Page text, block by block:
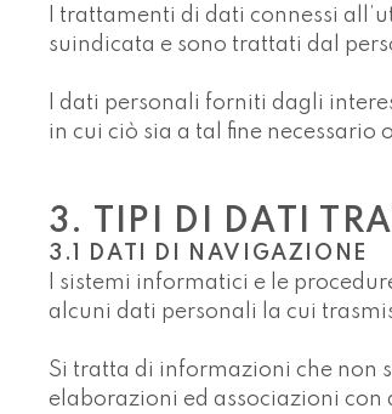
I trattamenti di dati connessi
suindicata e sono trattati dal
I dati personali forniti dagli
in cui ciò sia a tal fine
3. TIPI DI DATI
3.1 DATI DI NAVIGAZIONE
I sistemi informatici e le
alcuni dati personali la cui
Si tratta di informazioni che non
elaborazioni ed associazioni